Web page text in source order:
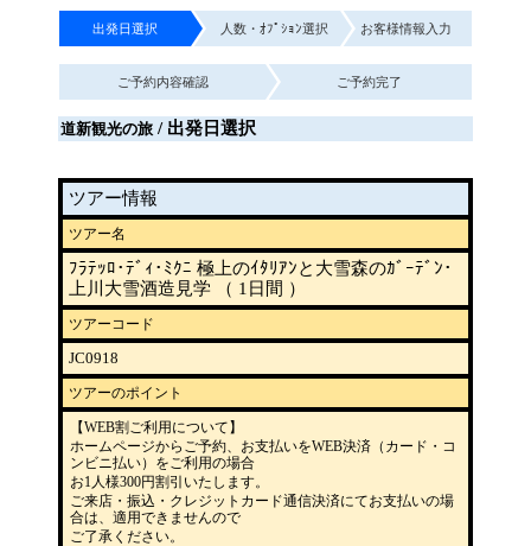
出発日選択 人数・ｵﾌﾟｼｮﾝ選択 お客様情報入力
ご予約内容確認 ご予約完了
道新観光の旅 / 出発日選択
ツアー情報
ツアー名
ﾌﾗﾃｯﾛ･ﾃﾞｨ･ﾐｸﾆ 極上のｲﾀﾘｱﾝと大雪森のｶﾞｰﾃﾞﾝ･
上川大雪酒造見学 （ 1日間 ）
ツアーコード
JC0918
ツアーのポイント
【WEB割ご利用について】
ホームページからご予約、お支払いをWEB決済（カード・コ
ンビニ払い）をご利用の場合
お1人様300円割引いたします。
ご来店・振込・クレジットカード通信決済にてお支払いの場
合は、適用できませんので
ご了承ください。